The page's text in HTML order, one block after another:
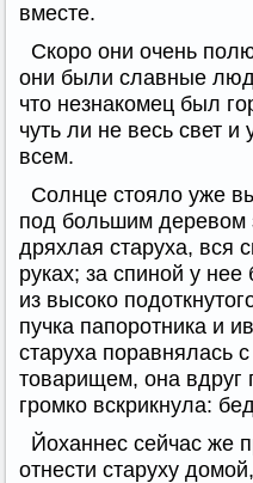
вместе.
Скоро они очень
они были славные
что незнакомец был
чуть ли не весь свет и
всем.
Солнце стояло уже
под большим деревом
дряхлая старуха, вся
руках; за спиной у
из высоко
пучка папоротника и
старуха поравнялась
товарищем, она вдруг
громко вскрикнула:
Йоханнес сейчас же
отнести старуху